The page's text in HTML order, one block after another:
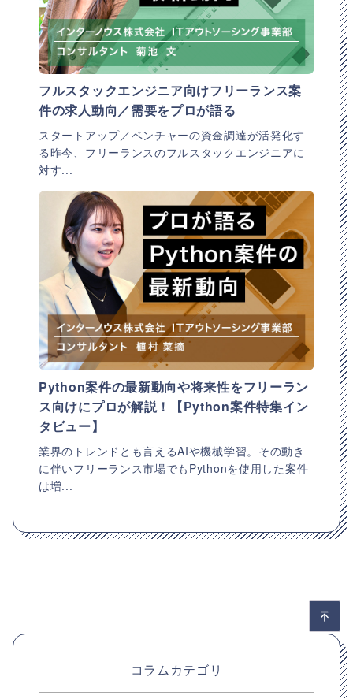
フルスタックエンジニア向けフリーランス案
件の求人動向／需要をプロが語る
スタートアップ／ベンチャーの資金調達が活発化す
る昨今、フリーランスのフルスタックエンジニアに
対す...
Python案件の最新動向や将来性をフリーラン
ス向けにプロが解説！【Python案件特集イン
タビュー】
業界のトレンドとも言えるAIや機械学習。その動き
に伴いフリーランス市場でもPythonを使用した案件
は増...
コラムカテゴリ